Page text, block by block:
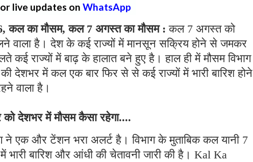
live updates on WhatsApp
कल का मौसम, कल 7 अगस्त का मौसम :कल 7 अगस्त को
वाला है। देश के कई राज्यों में मानसून सक्रिय होने से जमकर
कई राज्यों में बाढ़ के हालात बने हुए है। हाल ही में मौसम विभाग
की देशभर में कल एक बार फिर से से कई राज्यों में भारी बारिश होने
वाला है।
देशभर में मौसम कैसा रहेगा....
ने एक और टेंशन भरा अलर्ट है। विभाग के मुताबिक कल यानी 7
भारी बारिश और आंधी की चेतावनी जारी की है। Kal Ka